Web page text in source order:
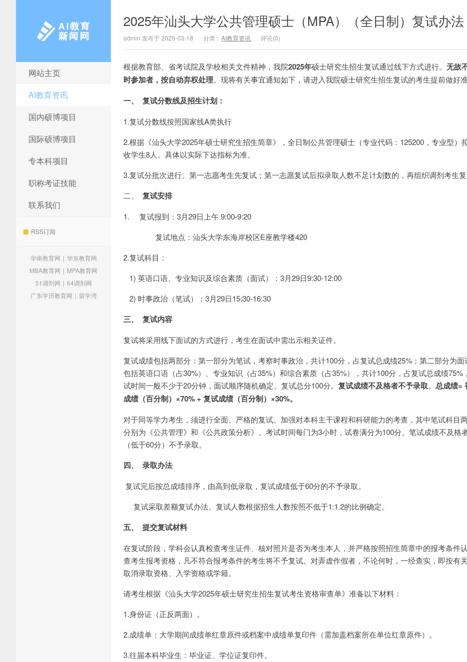
AI教育新闻网
网站主页
AI教育资讯
国内硕博项目
国际硕博项目
专本科项目
职称考证技能
联系我们
RSS订阅
华南教育网 | 华东教育网
MBA教育网 | MPA教育网
51调剂网 | 64调剂网
广东学历教育网 | 留学湾
2025年汕头大学公共管理硕士（MPA）（全日制）复试办法
admin 发布于 2025-03-18 分类： AI教育资讯 评论(0)
根据教育部、省考试院及学校相关文件精神，我院2025年硕士研究生招生复试通过线下方式进行。 无故
时参加者，按自动弃权处理。现将有关事宜通知如下，请进入我院硕士研究生招生复试的考生提前做好准
一、 复试分数线及招生计划：
1.复试分数线按照国家线A类执行
2.根据《汕头大学2025年硕士研究生招生简章》，全日制公共管理硕士（专业代码：125200，专业型）
收学生8人。具体以实际下达指标为准。
3.复试分批次进行。第一志愿考生先复试；第一志愿复试后拟录取人数不足计划数的，再组织调剂考生复
二、 复试安排
1. 复试报到：3月29日上午 9:00-9:20
复试地点：汕头大学东海岸校区E座教学楼420
2.复试科目：
1) 英语口语、专业知识及综合素质（面试）：3月29日9:30-12:00
2) 时事政治（笔试）：3月29日15:30-16:30
三、 复试内容
复试将采用线下面试的方式进行，考生在面试中需出示相关证件。
复试成绩包括两部分：第一部分为笔试，考察时事政治，共计100分，占复试总成绩25%；第二部分为面
包括英语口语（占30%）、专业知识（占35%）和综合素质（占35%），共计100分，占复试总成绩75%
试时间一般不少于20分钟，面试顺序随机确定。复试总分100分。 复试成绩不及格者不予录取。 总成绩=
成绩（百分制） ×70% + 复试成绩（百分制） ×30%。
对于同等学力考生，须进行全面、严格的复试。加强对本科主干课程和科研能力的考查，其中笔试科目
分别为《公共管理》和《公共政策分析》。考试时间每门为3小时，试卷满分为100分。笔试成绩不及格
（低于60分）不予录取。
四、 录取办法
复试完后按总成绩排序，由高到低录取，复试成绩低于60分的不予录取。
复试采取差额复试办法。复试人数根据招生人数按照不低于1:1.2的比例确定。
五、 提交复试材料
在复试阶段，学科会认真检查考生证件、核对照片是否为考生本人，并严格按照招生简章中的报考条件
查考生报考资格，凡不符合报考条件的考生将不予复试。对弄虚作假者，不论何时，一经查实，即按有
取消录取资格、入学资格或学籍。
请考生根据《汕头大学2025年硕士研究生招生复试考生资格审查单》准备以下材料：
1.身份证（正反两面）。
2.成绩单：大学期间成绩单红章原件或档案中成绩单复印件（需加盖档案所在单位红章原件）。
3.往届本科毕业生：毕业证、学位证复印件。